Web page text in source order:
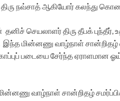
நவ்சாத் ஆகியோர் கலந்து
செயலாளர் திரு தீபக் புந்தீர்,
இந்த மின்னணு வாழ்நாள் சான்றிதழ்
படையை சேர்ந்த ஏராளமான
வாழ்நாள் சான்றிதழ்